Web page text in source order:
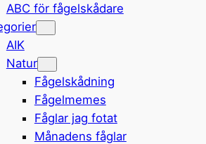
ABC för fågelskådare
AIK
Natur
Fågelskådning
Fågelmemes
Fåglar jag fotat
Månadens fåglar